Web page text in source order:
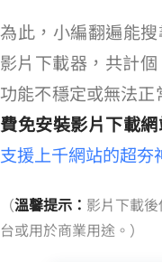
為此，小編翻遍能
影片下載器，共計 68
功能不穩定或無法
費免安裝影片下載網
支援上千網站的超夯
（溫馨提示： 影片下載
台或用於商業用途。 ）